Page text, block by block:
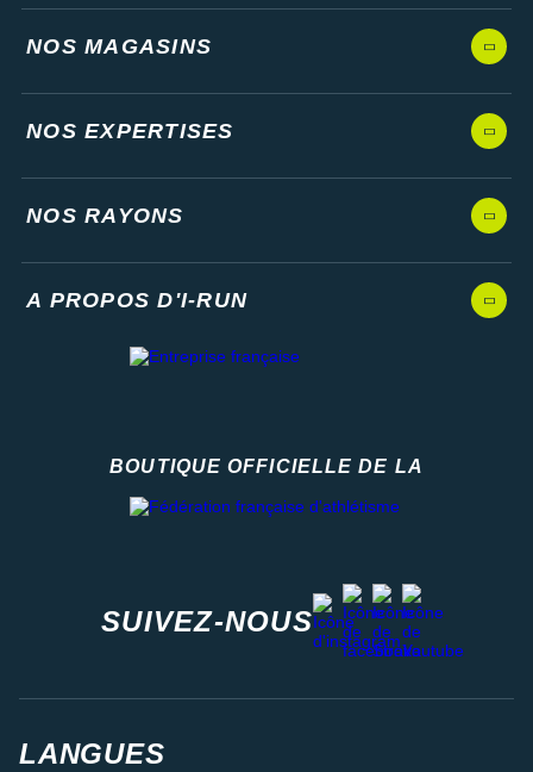
NOS MAGASINS
NOS EXPERTISES
NOS RAYONS
A PROPOS D'I-RUN
BOUTIQUE OFFICIELLE DE LA
SUIVEZ-NOUS
instagram
facebook
stravayoutube
LANGUES